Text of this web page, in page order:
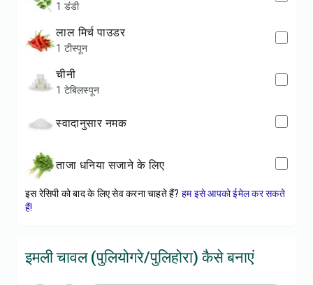
1 डंडी
लाल मिर्च पाउडर
1 टीस्पून
चीनी
1 टेबिलस्पून
स्वादानुसार नमक
ताजा धनिया सजाने के लिए
इस रेसिपी को बाद के लिए सेव करना चाहते हैं? हम इसे आपको ईमेल कर सकते
हैं!
इमली चावल (पुलियोगरे/पुलिहोरा) कैसे बनाएं